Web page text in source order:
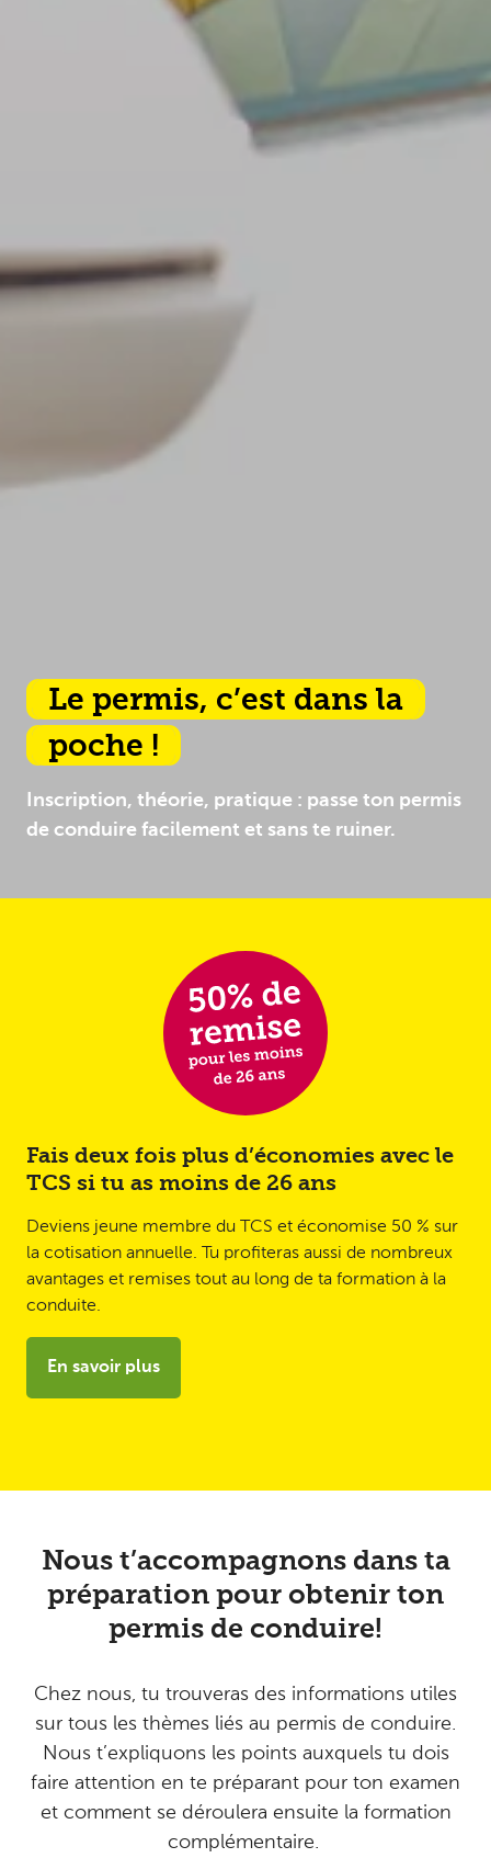
Le permis, c’est dans la
poche !
Inscription, théorie, pratique : passe ton permis
de conduire facilement et sans te ruiner.
Fais deux fois plus d’économies avec le
TCS si tu as moins de 26 ans
Deviens jeune membre du TCS et économise 50 % sur
la cotisation annuelle. Tu profiteras aussi de nombreux
avantages et remises tout au long de ta formation à la
conduite.
En savoir plus
Nous t’accompagnons dans ta
préparation pour obtenir ton
permis de conduire!
Chez nous, tu trouveras des informations utiles
sur tous les thèmes liés au permis de conduire.
Nous t’expliquons les points auxquels tu dois
faire attention en te préparant pour ton examen
et comment se déroulera ensuite la formation
complémentaire.